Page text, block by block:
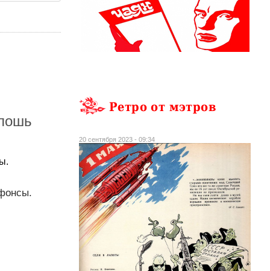
Ретро от мэтров
20 сентября 2023 - 09:34